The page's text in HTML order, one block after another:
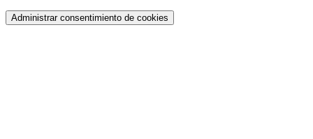
Administrar consentimiento de cookies